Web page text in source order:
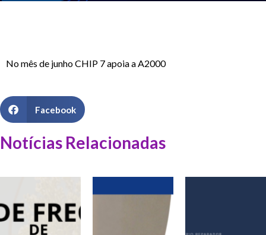
No mês de junho CHIP 7 apoia a A2000
Facebook
Notícias Relacionadas